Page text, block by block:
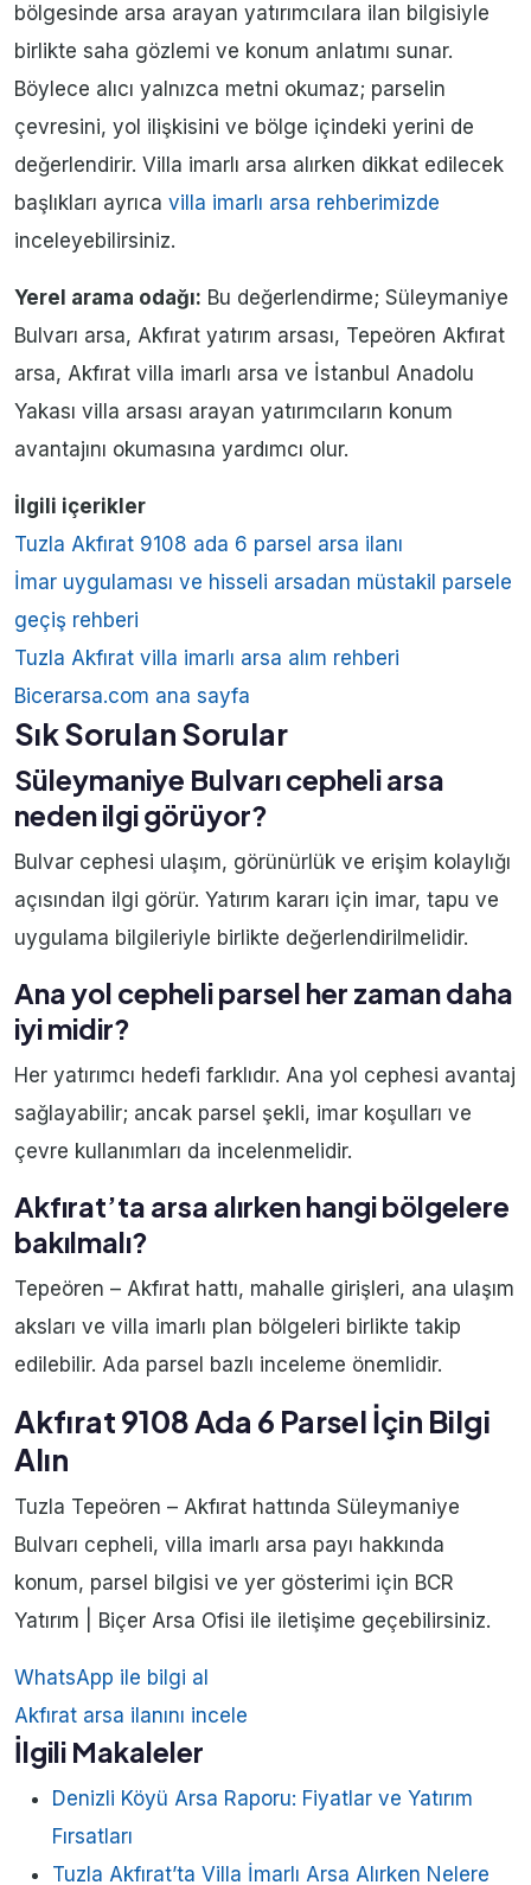
bölgesinde arsa arayan yatırımcılara ilan bilgisiyle
birlikte saha gözlemi ve konum anlatımı sunar.
Böylece alıcı yalnızca metni okumaz; parselin
çevresini, yol ilişkisini ve bölge içindeki yerini de
değerlendirir. Villa imarlı arsa alırken dikkat edilecek
başlıkları ayrıca villa imarlı arsa rehberimizde
inceleyebilirsiniz.
Yerel arama odağı: Bu değerlendirme; Süleymaniye
Bulvarı arsa, Akfırat yatırım arsası, Tepeören Akfırat
arsa, Akfırat villa imarlı arsa ve İstanbul Anadolu
Yakası villa arsası arayan yatırımcıların konum
avantajını okumasına yardımcı olur.
İlgili içerikler
Tuzla Akfırat 9108 ada 6 parsel arsa ilanı
İmar uygulaması ve hisseli arsadan müstakil parsele
geçiş rehberi
Tuzla Akfırat villa imarlı arsa alım rehberi
Bicerarsa.com ana sayfa
Sık Sorulan Sorular
Süleymaniye Bulvarı cepheli arsa
neden ilgi görüyor?
Bulvar cephesi ulaşım, görünürlük ve erişim kolaylığı
açısından ilgi görür. Yatırım kararı için imar, tapu ve
uygulama bilgileriyle birlikte değerlendirilmelidir.
Ana yol cepheli parsel her zaman daha
iyi midir?
Her yatırımcı hedefi farklıdır. Ana yol cephesi avantaj
sağlayabilir; ancak parsel şekli, imar koşulları ve
çevre kullanımları da incelenmelidir.
Akfırat’ta arsa alırken hangi bölgelere
bakılmalı?
Tepeören – Akfırat hattı, mahalle girişleri, ana ulaşım
aksları ve villa imarlı plan bölgeleri birlikte takip
edilebilir. Ada parsel bazlı inceleme önemlidir.
Akfırat 9108 Ada 6 Parsel İçin Bilgi
Alın
Tuzla Tepeören – Akfırat hattında Süleymaniye
Bulvarı cepheli, villa imarlı arsa payı hakkında
konum, parsel bilgisi ve yer gösterimi için BCR
Yatırım | Biçer Arsa Ofisi ile iletişime geçebilirsiniz.
WhatsApp ile bilgi al
Akfırat arsa ilanını incele
İlgili Makaleler
Denizli Köyü Arsa Raporu: Fiyatlar ve Yatırım
Fırsatları
Tuzla Akfırat’ta Villa İmarlı Arsa Alırken Nelere